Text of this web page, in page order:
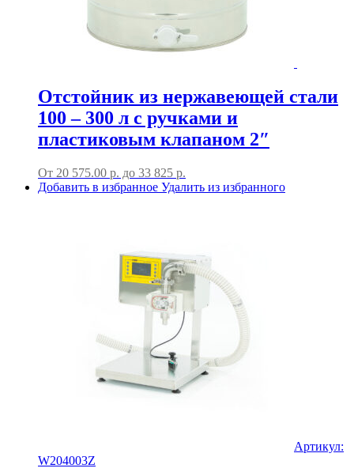
Отстойник из нержавеющей стали
100 – 300 л с ручками и
пластиковым клапаном 2″
От 20 575.00 р. до 33 825 р.
Добавить в избранное Удалить из избранного
Артикул:
W204003Z